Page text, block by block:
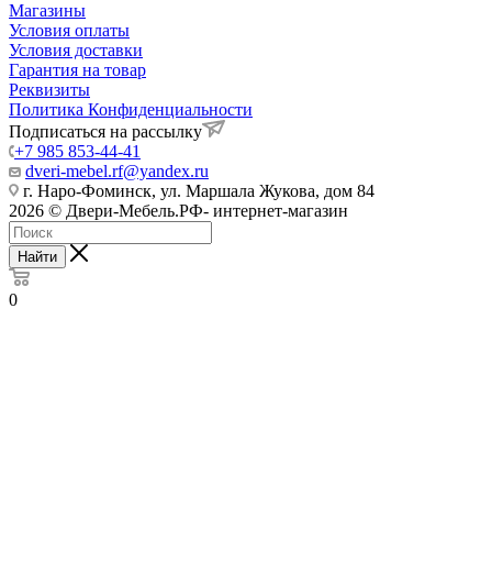
Магазины
Условия оплаты
Условия доставки
Гарантия на товар
Реквизиты
Политика Конфиденциальности
Подписаться на рассылку
+7 985 853-44-41
dveri-mebel.rf@yandex.ru
г. Наро-Фоминск, ул. Маршала Жукова, дом 84
2026 © Двери-Мебель.РФ- интернет-магазин
Найти
0